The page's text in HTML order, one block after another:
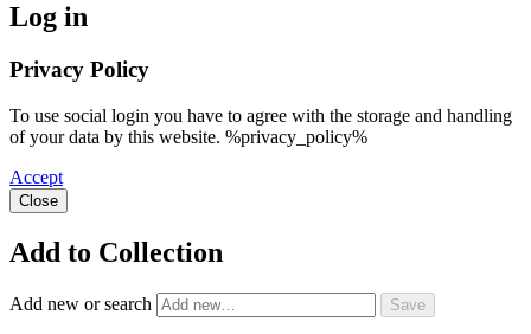
Log in
Privacy Policy
To use social login you have to agree with the storage and handling
of your data by this website. %privacy_policy%
Accept
Close
Add to Collection
Add new or search